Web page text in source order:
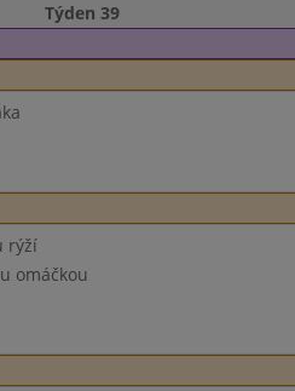
Týden 39
rýží
omáčkou